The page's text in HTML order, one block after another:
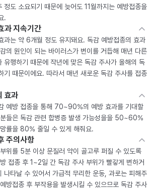
정도 소요되기 때문에 늦어도 11월까지는 예방접종을
.
과 지속기간
과는 약 6개월 정도 유지돼요. 독감 예방접종의 효과
의 원인이 되는 바이러스가 변이를 거듭해 매년 다른
유행하기 때문에 작년에 맞은 독감 주사가 올해의 독
기 때문이에요. 따라서 매년 새로운 독감 주사를 접종
효과
예방 접종을 통해 70~90%의 예방 효과를 기대할
들은 독감 관련 합병증 발생 가능성을을 50~60%
률을 80% 줄일 수 있게 해줘요.
주의사항
위를 5분 이상 문질러 약이 골고루 퍼질 수 있도록
접종 후 1~2일 간 독감 주사 부위가 빨갛게 변하거
나타날 수 있어서 가급적 무리한 운동, 과로는 피해주
방접종 후 부작용을 발생시킬 수 있으므로 독감 주사